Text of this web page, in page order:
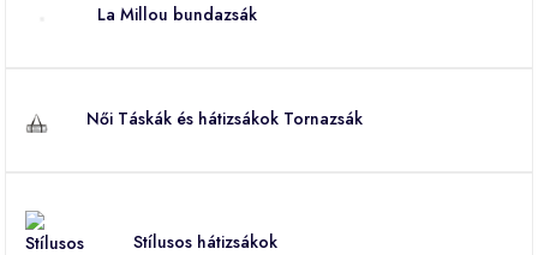
La Millou bundazsák
Női Táskák és hátizsákok Tornazsák
Stílusos hátizsákok